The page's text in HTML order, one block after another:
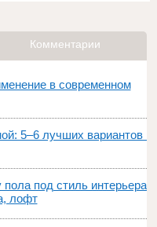
Комментарии
в современном
5–6 лучших вариантов и
под стиль интерьера:
лофт